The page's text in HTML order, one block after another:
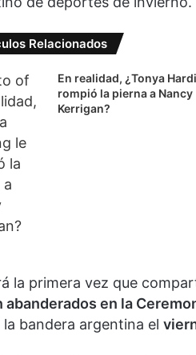
Relacionados
En realidad, ¿Tonya
rompió la pierna a Nancy
Kerrigan?
la primera vez que
abanderados en la
bandera argentina el